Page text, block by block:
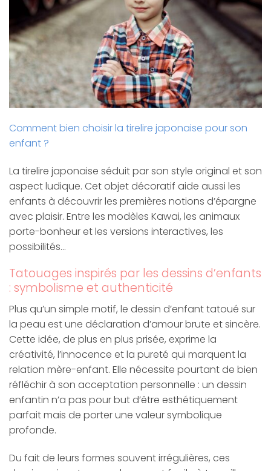
Comment bien choisir la tirelire japonaise pour son
enfant ?
La tirelire japonaise séduit par son style original et son
aspect ludique. Cet objet décoratif aide aussi les
enfants à découvrir les premières notions d’épargne
avec plaisir. Entre les modèles Kawai, les animaux
porte-bonheur et les versions interactives, les
possibilités…
Tatouages inspirés par les dessins d’enfants
: symbolisme et authenticité
Plus qu’un simple motif, le dessin d’enfant tatoué sur
la peau est une déclaration d’amour brute et sincère.
Cette idée, de plus en plus prisée, exprime la
créativité, l’innocence et la pureté qui marquent la
relation mère-enfant. Elle nécessite pourtant de bien
réfléchir à son acceptation personnelle : un dessin
enfantin n’a pas pour but d’être esthétiquement
parfait mais de porter une valeur symbolique
profonde.
Du fait de leurs formes souvent irrégulières, ces